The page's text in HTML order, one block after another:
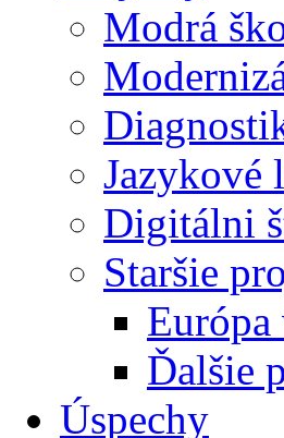
Modrá
Jazykové
Digitálni
Staršie
Ďalšie
Úspechy